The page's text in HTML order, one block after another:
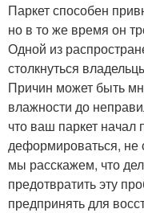
Паркет способен
но в то же время он
Одной из
столкнуться
Причин может быть
влажности до
что ваш паркет начал
деформироваться, не
мы расскажем, что
предотвратить эту
предпринять для